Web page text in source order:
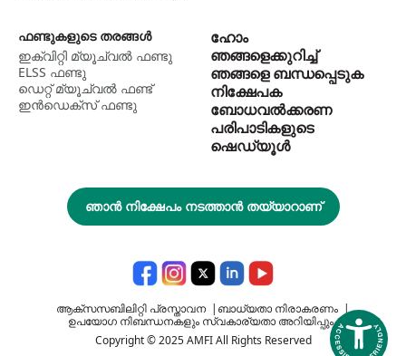
ഫണ്ടുകളുടെ തരങ്ങൾ
ഇക്വിറ്റി മ്യൂച്വൽ ഫണ്ടു
ELSS ഫണ്ടു
ഡെറ്റ് മ്യൂച്വല്‍ ഫണ്ട്
ഇന്‍ഡെക്സ് ഫണ്ടു
ഹോം
ഞങ്ങളെക്കുറിച്ച്
ഞങ്ങളെ ബന്ധപ്പെടുക
നിക്ഷേപക
ബോധവൽക്കരണ
പരിപാടികളുടെ
ഷെഡ്യൂൾ
ഞാൻ നിക്ഷേപം നടത്താൻ തയ്യാറാണ്
ആക്സസബിലിറ്റി പ്രസ്താവന | ബാധ്യതാ നിരാകരണം |
ഉപയോഗ നിബന്ധനകളും സ്വകാര്യതാ അറിയിപ്പും
Copyright © 2025 AMFI All Rights Reserved